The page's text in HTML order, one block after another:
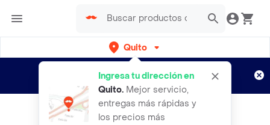
Quito
Ingresa tu dirección en
Quito. Mejor servicio,
entregas más rápidas y
los precios más
envíos gratis por semanas
Aplican TyC